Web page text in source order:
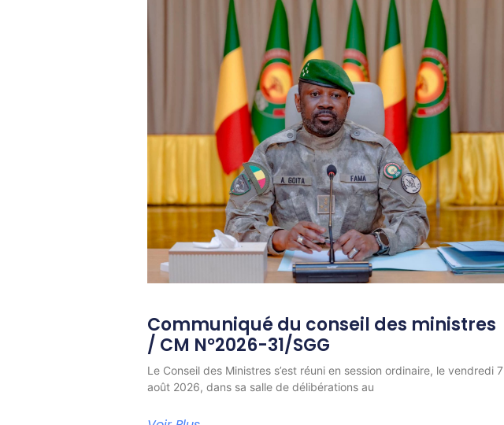
Communiqué du conseil des ministres
/ CM N°2026-31/SGG
Le Conseil des Ministres s’est réuni en session ordinaire, le vendredi 7
août 2026, dans sa salle de délibérations au